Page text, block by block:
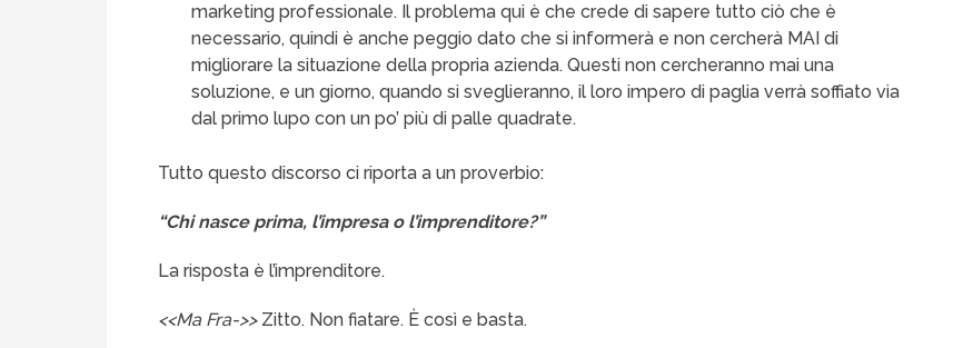
marketing professionale. Il problema qui è che crede di sapere tutto ciò che è
necessario, quindi è anche peggio dato che si informerà e non cercherà MAI di
migliorare la situazione della propria azienda. Questi non cercheranno mai una
soluzione, e un giorno, quando si sveglieranno, il loro impero di paglia verrà soffiato via
dal primo lupo con un po’ più di palle quadrate.
Tutto questo discorso ci riporta a un proverbio:
“Chi nasce prima, l’impresa o l’imprenditore?”
La risposta è l’imprenditore.
<<Ma Fra->>Zitto. Non fiatare. È così e basta.